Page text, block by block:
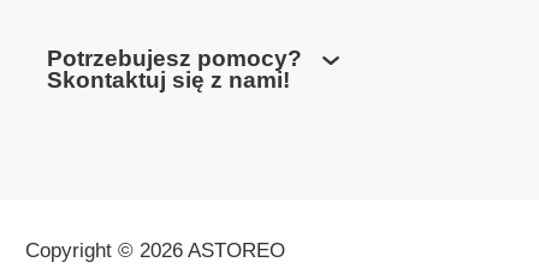
Potrzebujesz pomocy?
Skontaktuj się z nami!
Copyright © 2026 ASTOREO